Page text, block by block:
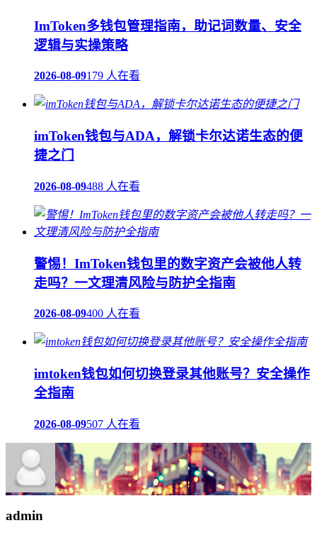
ImToken多钱包管理指南，助记词数量、安全
逻辑与实操策略
2026-08-09179 人在看
imToken钱包与ADA，解锁卡尔达诺生态的便
捷之门
2026-08-09488 人在看
警惕！ImToken钱包里的数字资产会被他人转
走吗？一文理清风险与防护全指南
2026-08-09400 人在看
imtoken钱包如何切换登录其他账号？安全操作
全指南
2026-08-09507 人在看
admin